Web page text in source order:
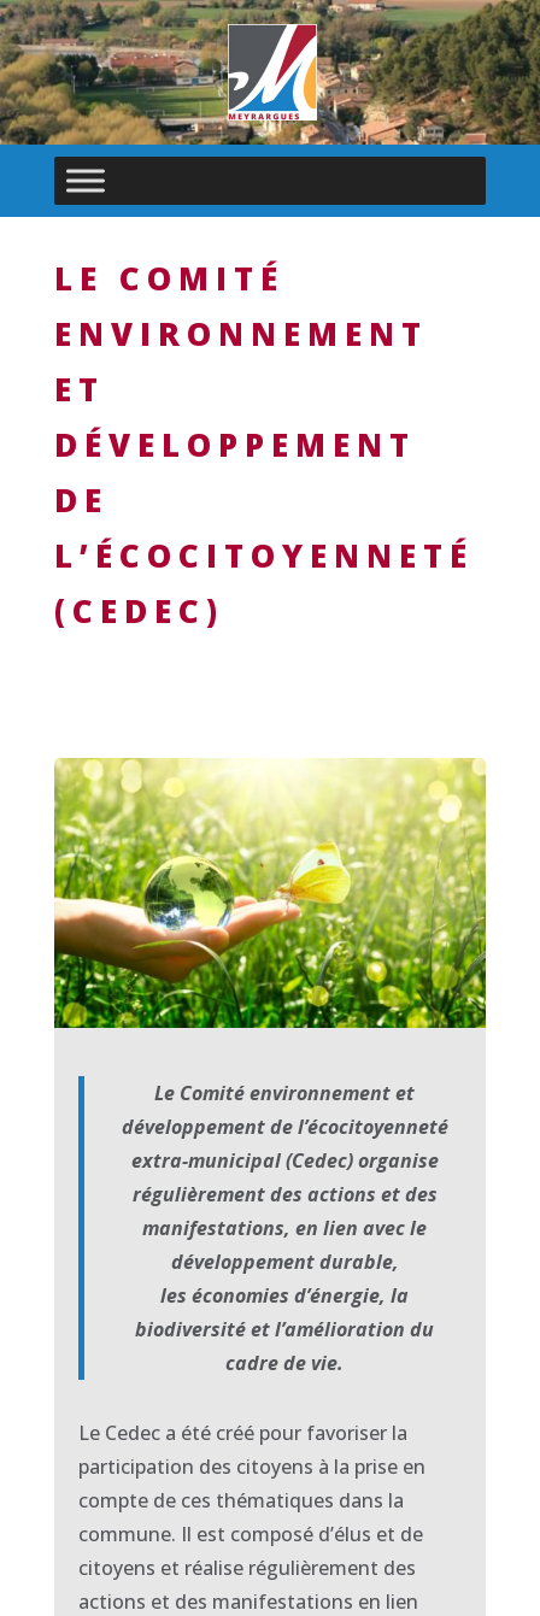
LE COMITÉ
ENVIRONNEMENT
ET
DÉVELOPPEMENT
DE
L’ÉCOCITOYENNETÉ
(CEDEC)
Le Comité environnement et
développement de l’écocitoyenneté
extra-municipal (Cedec) organise
régulièrement des actions et des
manifestations, en lien avec le
développement durable,
les économies d’énergie, la
biodiversité et l’amélioration du
cadre de vie.
Le Cedec a été créé pour favoriser la
participation des citoyens à la prise en
compte de ces thématiques dans la
commune. Il est composé d’élus et de
citoyens et réalise régulièrement des
actions et des manifestations en lien